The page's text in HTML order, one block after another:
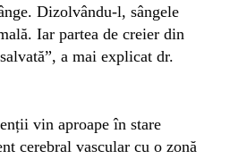
Dizolvându-l, sângele
Iar partea de creier din
a mai explicat dr.
vin aproape în stare
cerebral vascular cu o zonă